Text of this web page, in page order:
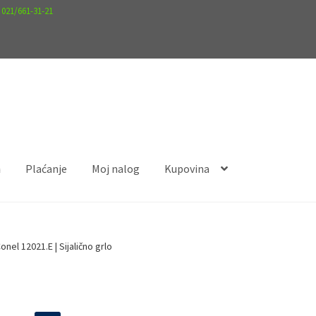
021/661-31-21
Plaćanje Moj nalog Kupovina
12021.E | Sijalično grlo